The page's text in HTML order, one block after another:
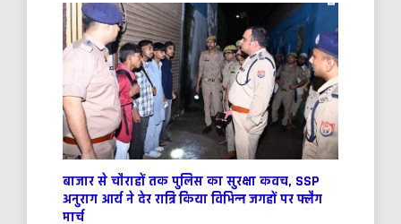
बाजार से चौराहों तक पुलिस का सुरक्षा कवच, SSP
अनुराग आर्य ने देर रात्रि किया विभिन्न जगहों पर फ्लैग
मार्च